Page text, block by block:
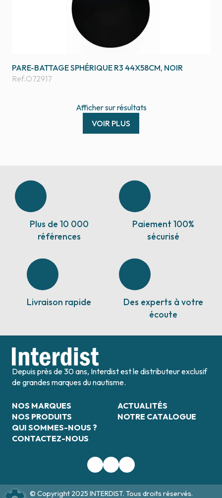
PARE-BATTAGE SPHÉRIQUE R3 44X58CM, NOIR
Ref.O72917
Affichersurrésultats
VOIR PLUS
Plus de 10 000
références
Paiement 100%
sécurisé
Livraison rapide
Des experts à votre
écoute
Depuis près de 30 ans, Interdist est le distributeur exclusif
de grandes marques du nautisme.
NOS MARQUES
NOS PRODUITS
QUI SOMMES-NOUS ?
CONTACTEZ-NOUS
ACTUALITÉS
NOTRE CATALOGUE
© Copyright 2025 INTERDIST. Tous droits réservés.